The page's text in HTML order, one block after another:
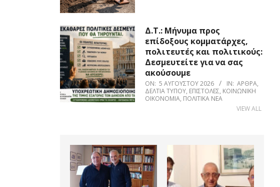
Δ.Τ.: Μήνυμα προς
επίδοξους κομματάρχες,
πολιτευτές και πολιτικούς:
Δεσμευτείτε για να σας
ακούσουμε
ON: 5 ΑΥΓΟΎΣΤΟΥ 2026 IN: ΆΡΘΡΑ,
ΔΕΛΤΊΑ ΤΎΠΟΥ, ΕΠΙΣΤΟΛΈΣ, ΚΟΙΝΩΝΙΚΉ
ΟΙΚΟΝΟΜΊΑ, ΠΟΛΙΤΙΚΆ ΝΈΑ
VIEW ALL